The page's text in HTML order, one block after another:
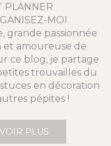
PLANNER
MOI
grande passionnée
et amoureuse de
ce blog, je partage
trouvailles du
en décoration
pépites !
PLUS